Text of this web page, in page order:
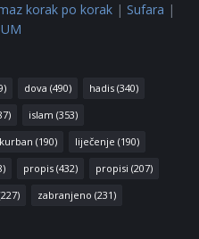
korak po korak | Sufara |
dova (490) hadis (340)
islam (353)
kurban (190) liječenje (190)
propis (432) propisi (207)
zabranjeno (231)